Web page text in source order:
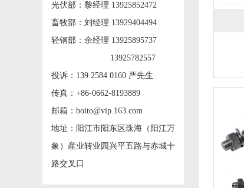
光伏部：黎经理 13925852472
畜牧部：刘经理 13929404494
轻钢部：余经理 13925895737
13925782557
投诉：139 2584 0160 严先生
传真：+86-0662-8193889
邮箱：boito@vip.163.com
地址：阳江市阳东区珠海（阳江万
象）産业转业园兴平五路与赤城十
路交叉口